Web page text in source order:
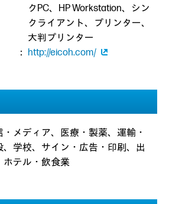
クPC、HP Workstation、シン
クライアント、プリンター、
大判プリンター
： http://eicoh.com/
メディア、医療・製薬、運輸・
学校、サイン・広告・印刷、出
ホテル・飲食業